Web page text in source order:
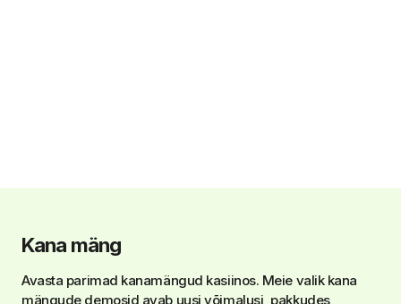
Kana mäng
Avasta parimad kanamängud kasiinos. Meie valik kana
mängude demosid avab uusi võimalusi, pakkudes